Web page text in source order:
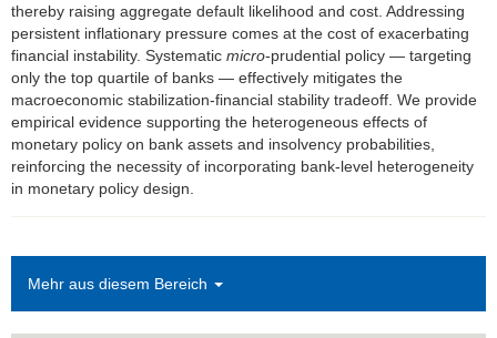
thereby raising aggregate default likelihood and cost. Addressing
persistent inflationary pressure comes at the cost of exacerbating
financial instability. Systematic micro-prudential policy — targeting
only the top quartile of banks — effectively mitigates the
macroeconomic stabilization-financial stability tradeoff. We provide
empirical evidence supporting the heterogeneous effects of
monetary policy on bank assets and insolvency probabilities,
reinforcing the necessity of incorporating bank-level heterogeneity
in monetary policy design.
Mehr aus diesem Bereich